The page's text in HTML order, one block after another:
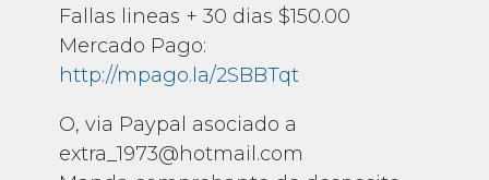
Fallas lineas + 30 dias $150.00
Mercado Pago:
http://mpago.la/2SBBTqt
O, via Paypal asociado a
extra_1973@hotmail.com